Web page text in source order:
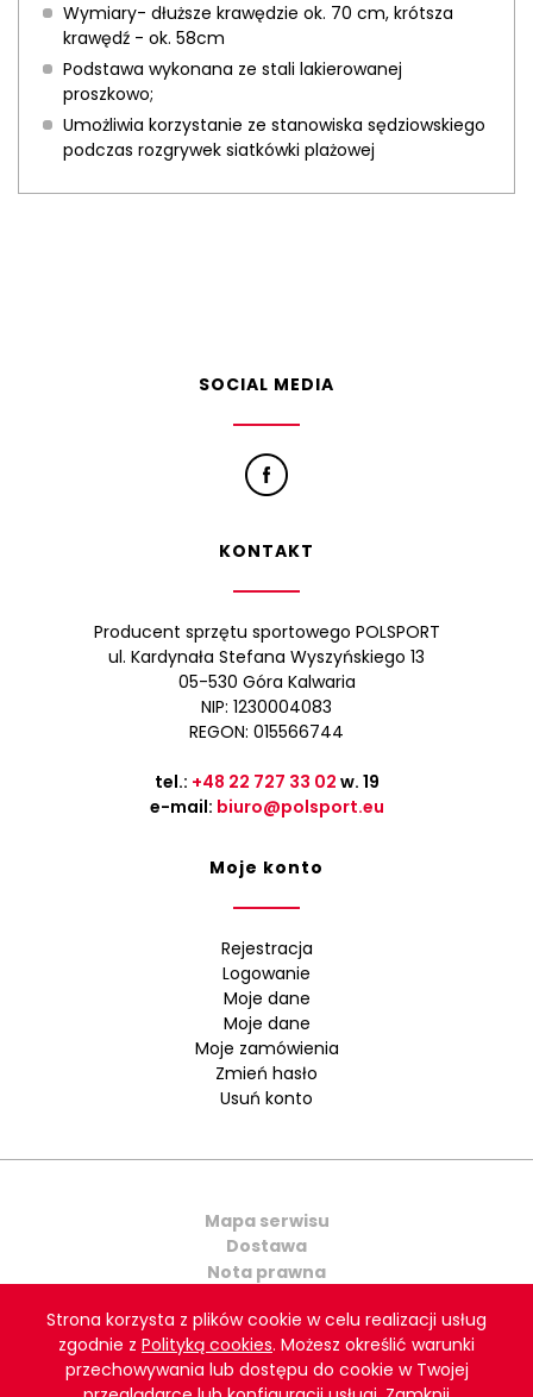
Strona korzysta z plików cookie w celu realizacji usług
zgodnie z Polityką cookies. Możesz określić warunki
przechowywania lub dostępu do cookie w Twojej
Wymiary- dłuższe krawędzie ok. 70 cm, krótsza
krawędź - ok. 58cm
Podstawa wykonana ze stali lakierowanej
proszkowo;
Umożliwia korzystanie ze stanowiska sędziowskiego
podczas rozgrywek siatkówki plażowej
SOCIAL MEDIA
KONTAKT
Producent sprzętu sportowego POLSPORT
ul. Kardynała Stefana Wyszyńskiego 13
05-530 Góra Kalwaria
NIP: 1230004083
REGON: 015566744
tel.: +48 22 727 33 02 w. 19
e-mail: biuro@polsport.eu
Moje konto
Rejestracja
Logowanie
Moje dane
Moje dane
Moje zamówienia
Zmień hasło
Usuń konto
Mapa serwisu
Dostawa
Nota prawna
Copyright © 2021 Polsport. All rights reserved. Projekt
graficzny i wykonanie: Agencja Interaktywna Bull Design